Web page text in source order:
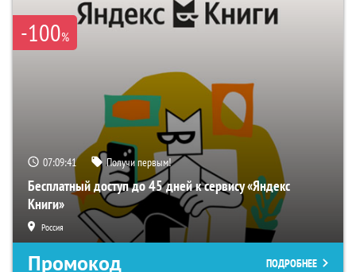
-100%
07:09:39 Получи первым!
Бесплатный доступ до 45 дней к сервису «Яндекс
Книги»
Россия
Промокод ПОДРОБНЕЕ